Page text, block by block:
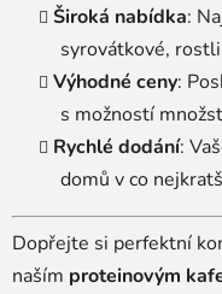
Široká nabídka:
syrovátkové,
Výhodné ceny:
s možností
Rychlé dodání:
domů v co
Dopřejte si perfektní
naším proteinovým